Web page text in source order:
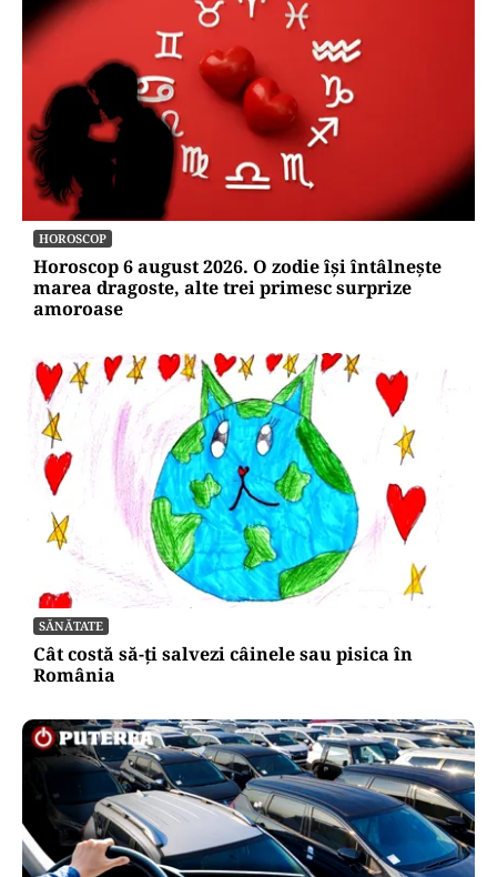
ACTUALITATE
România poate intra în zona euro doar prin
referendum. Asta nu înseamnă „că-l apuci pe
Dumnezeu de un picior!”
HOROSCOP
Horoscop 6 august 2026. O zodie își întâlnește
marea dragoste, alte trei primesc surprize
amoroase